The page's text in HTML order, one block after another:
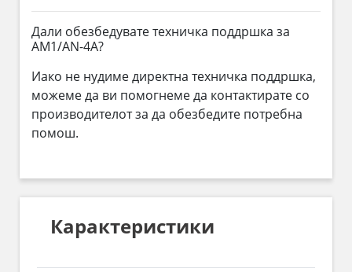
Дали обезбедувате техничка поддршка за
AM1/AN-4A?
Иако не нудиме директна техничка поддршка,
можеме да ви помогнеме да контактирате со
производителот за да обезбедите потребна
помош.
Карактеристики